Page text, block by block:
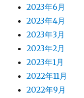
2023年6月
2023年4月
2023年3月
2023年2月
2023年1月
2022年11月
2022年9月